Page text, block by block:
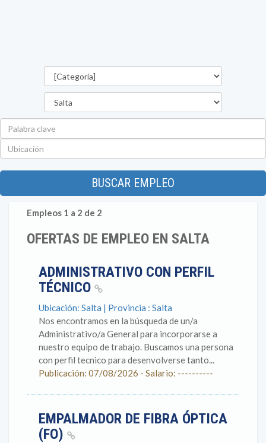
BUSCAR EMPLEO
Empleos 1 a 2 de 2
OFERTAS DE EMPLEO EN SALTA
ADMINISTRATIVO CON PERFIL
TÉCNICO
Ubicación: Salta | Provincia : Salta
Nos encontramos en la búsqueda de un/a
Administrativo/a General para incorporarse a
nuestro equipo de trabajo. Buscamos una persona
con perfil tecnico para desenvolverse tanto...
Publicación: 07/08/2026 - Salario: ----------
EMPALMADOR DE FIBRA ÓPTICA
(FO)